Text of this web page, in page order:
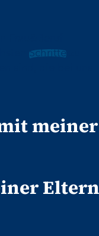
Schritte
meiner
Eltern